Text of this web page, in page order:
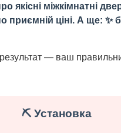
міжкімнатні
ціні. А ще: ✨
— ваш
⛏️ Установка